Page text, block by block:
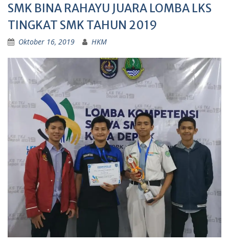
SMK BINA RAHAYU JUARA LOMBA LKS
TINGKAT SMK TAHUN 2019
Oktober 16, 2019 HKM